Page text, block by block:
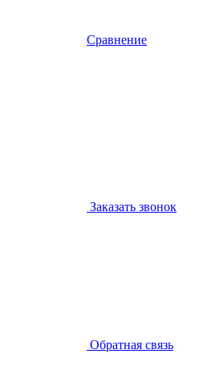
Сравнение
Заказать звонок
Обратная связь